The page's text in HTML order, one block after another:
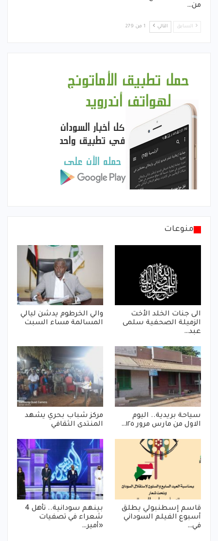
من…
السابق التالي 1 من 279
منوعات
الى جنات الخلد الأخت
الزميلة الصحفية سلمى
عبد…
والي الخرطوم يدشن ليالي
المسالمة مساء السبت
سياحة بريدية.. اليوم
الاول من مارس مرور ١٢٥…
مركز شباب بحري يشهد
المنتدى الثقافي
قاسم إسطنبولي يطلق
أسبوع الفيلم السوداني
في…
بينهم سودانية.. تأهل 4
شعراء في تصفيات
«أمير…